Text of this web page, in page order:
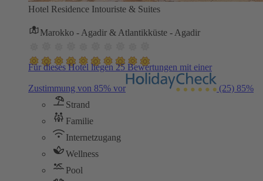
Hotel Residence Intouriste & Suites
Marokko - Agadir & Atlantikküste - Agadir
Für dieses Hotel liegen 25 Bewertungen mit einer
Zustimmung von 85% vor (25) 85%
Strand
Familie
Internetzugang
Wellness
Pool